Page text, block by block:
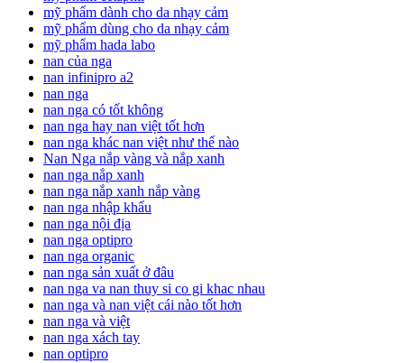
mỹ phẩm dành cho da nhạy cảm
mỹ phẩm dùng cho da nhạy cảm
mỹ phẩm hada labo
nan của nga
nan infinipro a2
nan nga
nan nga có tốt không
nan nga hay nan việt tốt hơn
nan nga khác nan việt như thế nào
Nan Nga nắp vàng và nắp xanh
nan nga nắp xanh
nan nga nắp xanh nắp vàng
nan nga nhập khẩu
nan nga nội địa
nan nga optipro
nan nga organic
nan nga sản xuất ở đâu
nan nga va nan thuy si co gi khac nhau
nan nga và nan việt cái nào tốt hơn
nan nga và việt
nan nga xách tay
nan optipro